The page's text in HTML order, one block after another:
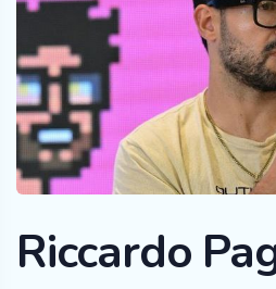
Riccardo